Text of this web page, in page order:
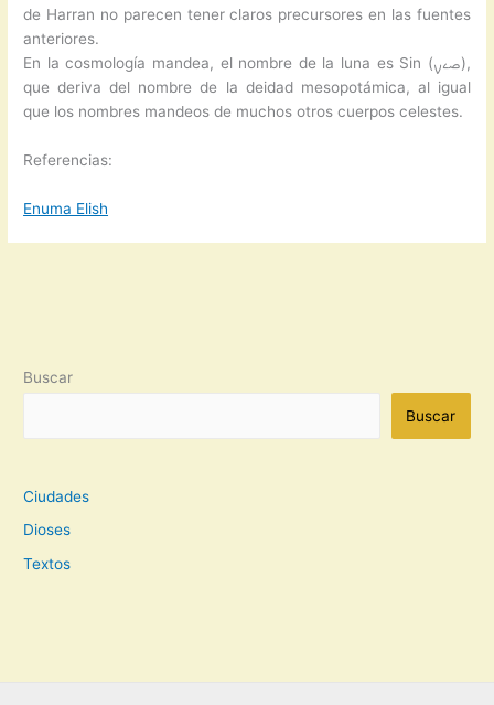
de Harran no parecen tener claros precursores en las fuentes
anteriores.
En la cosmología mandea, el nombre de la luna es Sin (ࡎࡉࡍ),
que deriva del nombre de la deidad mesopotámica, al igual
que los nombres mandeos de muchos otros cuerpos celestes.
Referencias:
Enuma Elish
Buscar
Buscar
Ciudades
Dioses
Textos